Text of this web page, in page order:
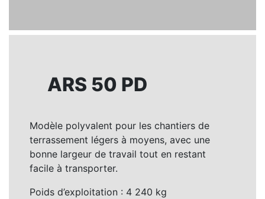
ARS 50 PD
Modèle polyvalent pour les chantiers de
terrassement légers à moyens, avec une
bonne largeur de travail tout en restant
facile à transporter.
Poids d’exploitation : 4 240 kg